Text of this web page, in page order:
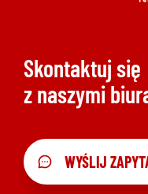
Skontaktuj się
z naszymi
WYŚLIJ